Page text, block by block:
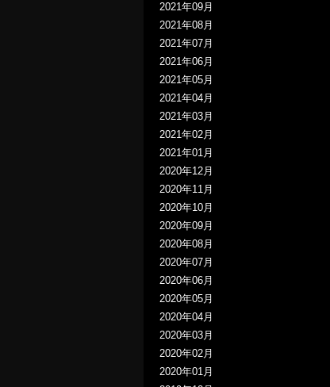
2021年09月
2021年08月
2021年07月
2021年06月
2021年05月
2021年04月
2021年03月
2021年02月
2021年01月
2020年12月
2020年11月
2020年10月
2020年09月
2020年08月
2020年07月
2020年06月
2020年05月
2020年04月
2020年03月
2020年02月
2020年01月